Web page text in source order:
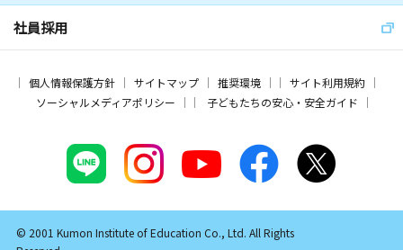
社員採用
個人情報保護方針 サイトマップ 推奨環境
サイト利用規約
ソーシャルメディアポリシー
子どもたちの安心・安全ガイド
© 2001 Kumon Institute of Education Co., Ltd. All Rights